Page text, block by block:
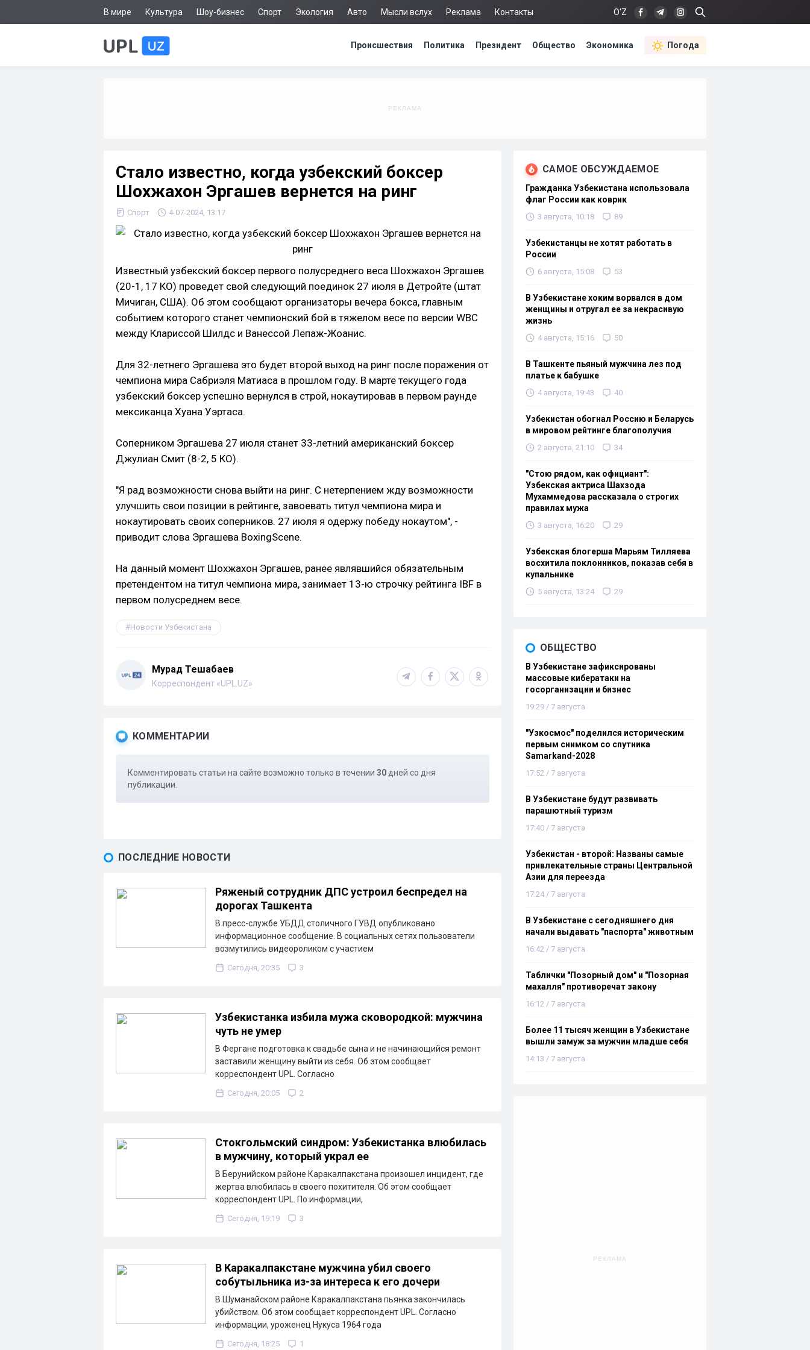
В мире Культура Шоу-бизнес Спорт Экология Авто Мысли вслух Реклама Контакты O‘Z
Происшествия Политика Президент Общество Экономика Погода
Стало известно, когда узбекский боксер
Шохжахон Эргашев вернется на ринг
Спорт 4-07-2024, 13:17
Известный узбекский боксер первого полусреднего веса Шохжахон Эргашев
(20-1, 17 КО) проведет свой следующий поединок 27 июля в Детройте (штат
Мичиган, США). Об этом сообщают организаторы вечера бокса, главным
событием которого станет чемпионский бой в тяжелом весе по версии WBC
между Клариссой Шилдс и Ванессой Лепаж-Жоанис.
Для 32-летнего Эргашева это будет второй выход на ринг после поражения от
чемпиона мира Сабриэля Матиаса в прошлом году. В марте текущего года
узбекский боксер успешно вернулся в строй, нокаутировав в первом раунде
мексиканца Хуана Уэртаса.
Соперником Эргашева 27 июля станет 33-летний американский боксер
Джулиан Смит (8-2, 5 КО).
"Я рад возможности снова выйти на ринг. С нетерпением жду возможности
улучшить свои позиции в рейтинге, завоевать титул чемпиона мира и
нокаутировать своих соперников. 27 июля я одержу победу нокаутом", -
приводит слова Эргашева BoxingScene.
На данный момент Шохжахон Эргашев, ранее являвшийся обязательным
претендентом на титул чемпиона мира, занимает 13-ю строчку рейтинга IBF в
первом полусреднем весе.
Новости Узбекистана
Мурад Тешабаев
Корреспондент «UPL.UZ»
КОММЕНТАРИИ
Комментировать статьи на сайте возможно только в течении 30 дней со дня
публикации.
ПОСЛЕДНИЕ НОВОСТИ
Ряженый сотрудник ДПС устроил беспредел на
дорогах Ташкента
В пресс-службе УБДД столичного ГУВД опубликовано
информационное сообщение. В социальных сетях пользователи
возмутились видеороликом с участием
Сегодня, 20:35 3
Узбекистанка избила мужа сковородкой: мужчина
чуть не умер
В Фергане подготовка к свадьбе сына и не начинающийся ремонт
заставили женщину выйти из себя. Об этом сообщает
корреспондент UPL. Согласно
Сегодня, 20:05 2
Стокгольмский синдром: Узбекистанка влюбилась
в мужчину, который украл ее
В Берунийском районе Каракалпакстана произошел инцидент, где
жертва влюбилась в своего похитителя. Об этом сообщает
корреспондент UPL. По информации,
Сегодня, 19:19 3
В Каракалпакстане мужчина убил своего
собутыльника из-за интереса к его дочери
В Шуманайском районе Каракалпакстана пьянка закончилась
убийством. Об этом сообщает корреспондент UPL. Согласно
информации, уроженец Нукуса 1964 года
Сегодня, 18:25 1
САМОЕ ОБСУЖДАЕМОЕ
Гражданка Узбекистана использовала
флаг России как коврик
3 августа, 10:18 89
Узбекистанцы не хотят работать в
России
6 августа, 15:08 53
В Узбекистане хоким ворвался в дом
женщины и отругал ее за некрасивую
жизнь
4 августа, 15:16 50
В Ташкенте пьяный мужчина лез под
платье к бабушке
4 августа, 19:43 40
Узбекистан обогнал Россию и Беларусь
в мировом рейтинге благополучия
2 августа, 21:10 34
"Стою рядом, как официант":
Узбекская актриса Шахзода
Мухаммедова рассказала о строгих
правилах мужа
3 августа, 16:20 29
Узбекская блогерша Марьям Тилляева
восхитила поклонников, показав себя в
купальнике
5 августа, 13:24 29
ОБЩЕСТВО
В Узбекистане зафиксированы
массовые кибератаки на
госорганизации и бизнес
19:29 / 7 августа
"Узкосмос" поделился историческим
первым снимком со спутника
Samarkand-2028
17:52 / 7 августа
В Узбекистане будут развивать
парашютный туризм
17:40 / 7 августа
Узбекистан - второй: Названы самые
привлекательные страны Центральной
Азии для переезда
17:24 / 7 августа
В Узбекистане с сегодняшнего дня
начали выдавать "паспорта" животным
16:42 / 7 августа
Таблички "Позорный дом" и "Позорная
махалля" противоречат закону
16:12 / 7 августа
Более 11 тысяч женщин в Узбекистане
вышли замуж за мужчин младше себя
14:13 / 7 августа